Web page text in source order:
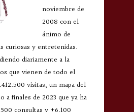
noviembre de
2008 con el
ánimo de
curiosas y entretenidas.
diariamente a la
que vienen de todo el
visitas, un mapa del
a finales de 2023 que ya ha